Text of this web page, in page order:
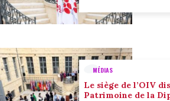
MÉDIAS
Le siège de l’OIV
Patrimoine de la